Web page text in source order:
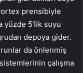
prensibiyle
yüzde 5’lik suyu
depoya gider.
da önlenmiş
çalışma